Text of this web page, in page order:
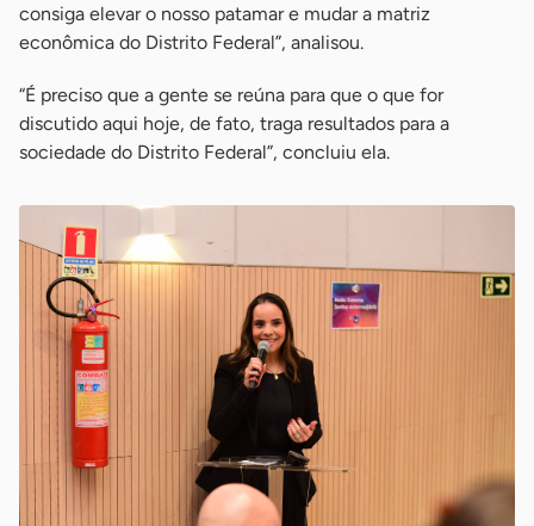
consiga elevar o nosso patamar e mudar a matriz
econômica do Distrito Federal”, analisou.
“É preciso que a gente se reúna para que o que for
discutido aqui hoje, de fato, traga resultados para a
sociedade do Distrito Federal”, concluiu ela.